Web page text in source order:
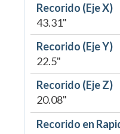
Recorido (Eje X)
43.31"
Recorido (Eje Y)
22.5"
Recorido (Eje Z)
20.08"
Recorido en